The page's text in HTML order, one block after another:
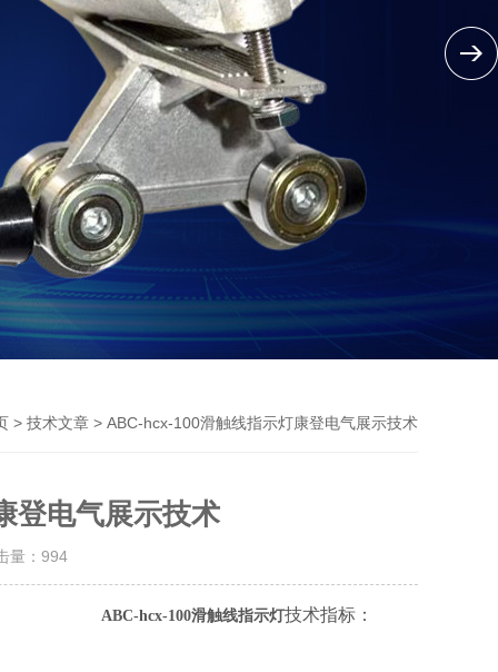
> 技术文章 > ABC-hcx-100滑触线指示灯康登电气展示技术
登电气展示技术
： 994
ABC-hcx-100滑触线指示灯技术指标：